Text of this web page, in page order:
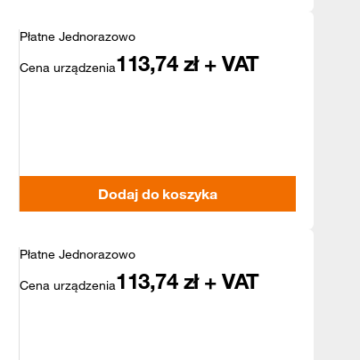
Płatne Jednorazowo
Cena urządzenia113,74 zł + VAT
Dodaj do koszyka
Płatne Jednorazowo
Cena urządzenia113,74 zł + VAT